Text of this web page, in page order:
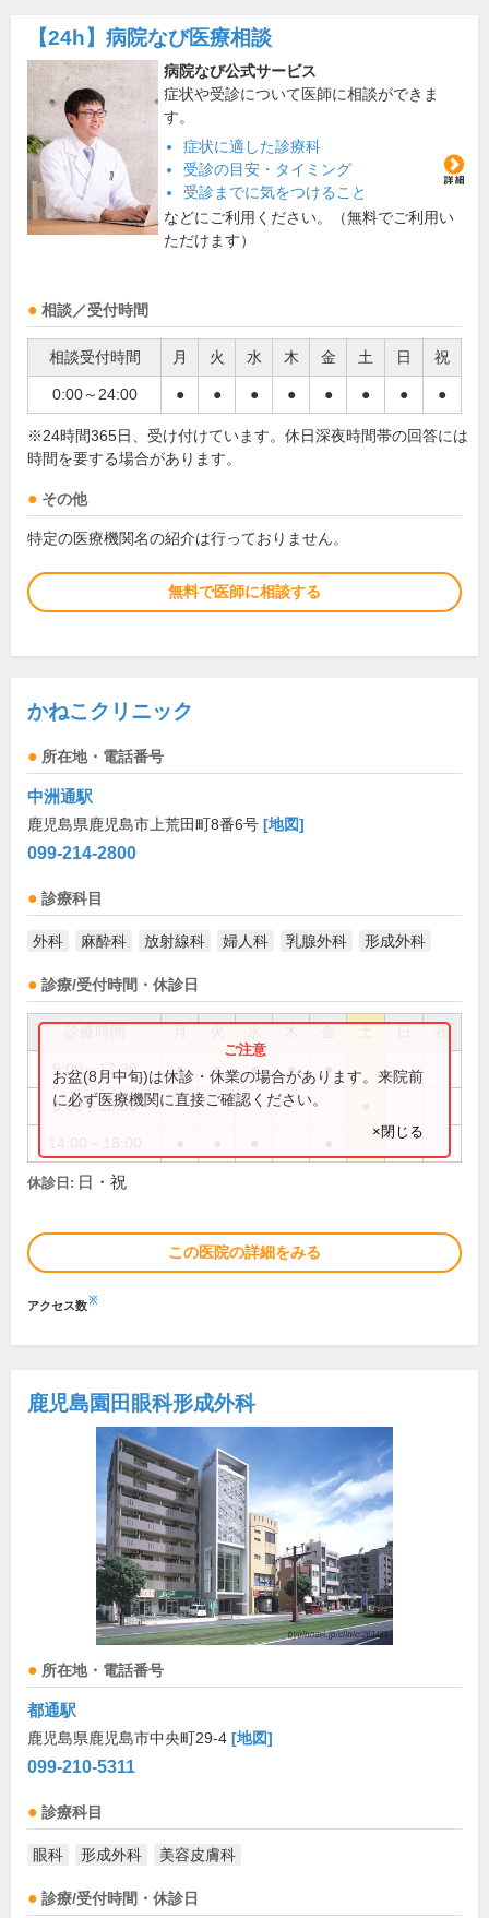
【24h】 病院なび医療相談
病院なび公式サービス
症状や受診について医師に相談ができま
す。
症状に適した診療科
受診の目安・タイミング
受診までに気をつけること
などにご利用ください。（無料でご利用い
ただけます）
相談／受付時間
相談受付時間 月 火 水 木 金 土 日 祝
0:00～24:00 ● ● ● ● ● ● ● ●
※24時間365日、受け付けています。休日深夜時間帯の回答には
時間を要する場合があります。
その他
特定の医療機関名の紹介は行っておりません。
無料で医師に相談する
かねこクリニック
所在地・電話番号
中洲通駅
鹿児島県鹿児島市上荒田町8番6号 [地図]
099-214-2800
診療科目
外科 麻酔科 放射線科 婦人科 乳腺外科 形成外科
診療/受付時間・休診日
祝
9:00～12:30 ● ● ● ● ●
9:00～18:00
お盆(8月中旬)は休診・休業の場合があります。来院前
に必ず医療機関に直接ご確認ください。
×閉じる
休診日: 日・祝
この医院の詳細をみる
アクセス数※
鹿児島園田眼科形成外科
所在地・電話番号
都通駅
鹿児島県鹿児島市中央町29-4 [地図]
099-210-5311
診療科目
眼科 形成外科 美容皮膚科
診療/受付時間・休診日